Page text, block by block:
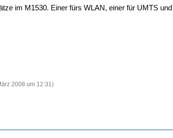
im M1530. Einer fürs WLAN, einer für UMTS
2008 um 12:31)